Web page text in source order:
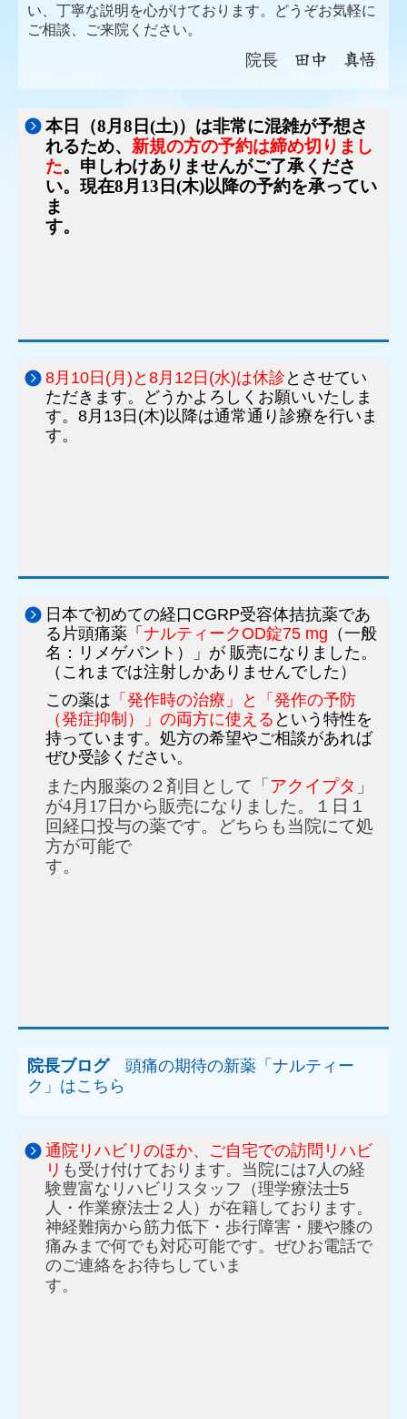
い、丁寧な説明を心がけております。どうぞお気軽に
ご相談、ご来院ください。
院長 田中 真悟
本日（8月8日(土)）は非常に混雑が予想さ
れるため、 新規の方の予約は締め切りまし
た。申しわけありませんがご了承くださ
い。現在8月13日(木)以降の予約を承ってい
ま
す。
8月10日(月)と8月12日(水)は休診 とさせてい
ただきます。どうかよろしくお願いいたしま
す。8月13日(木)以降は通常通り診療を行いま
す。
日本で初めての経口CGRP受容体拮抗薬であ
る片頭痛薬「 ナルティークOD錠75 mg （一般
名：リメゲパント）」が 販売になりました。
（これまでは注射しかありませんでした）
この薬は 「発作時の治療」と「発作の予防
（発症抑制）」の両方に使える という特性を
持っています。処方の希望やご相談があれば
ぜひ受診ください。
また内服薬の２剤目として「アクイプタ 」
が4月17日から販売になりました。１日１
回経口投与の薬です。どちらも当院にて処
方が可能で
す。
院長ブログ頭痛の期待の新薬「ナルティー
ク」はこちら
通院リハビリのほか、ご自宅での訪問リハビ
リ も受け付けております。当院には7人の経
験豊富なリハビリスタッフ（理学療法士5
人・作業療法士２人）が在籍しております。
神経難病から筋力低下・歩行障害・腰や膝の
痛みまで何でも対応可能です。ぜひお電話で
のご連絡をお待ちしていま
す。